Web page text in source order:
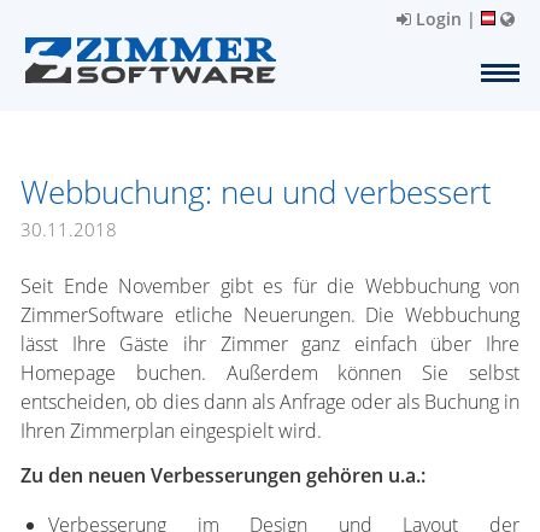
Login |
Webbuchung: neu und verbessert
30.11.2018
Seit Ende November gibt es für die Webbuchung von
ZimmerSoftware etliche Neuerungen. Die Webbuchung
lässt Ihre Gäste ihr Zimmer ganz einfach über Ihre
Homepage buchen. Außerdem können Sie selbst
entscheiden, ob dies dann als Anfrage oder als Buchung in
Ihren Zimmerplan eingespielt wird.
Zu den neuen Verbesserungen gehören u.a.:
Verbesserung im Design und Layout der